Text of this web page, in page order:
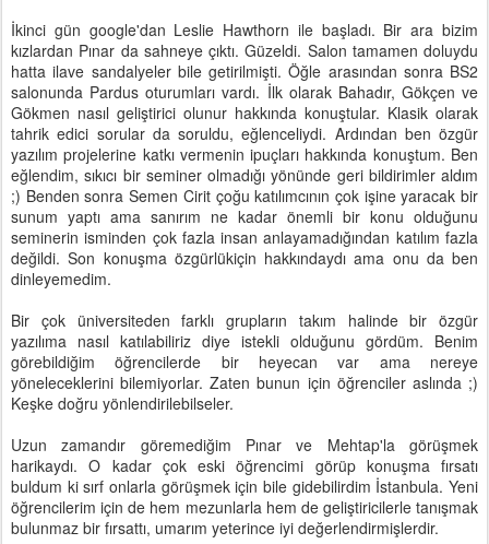
İkinci gün google'dan Leslie Hawthorn ile başladı. Bir ara bizim
kızlardan Pınar da sahneye çıktı. Güzeldi. Salon tamamen doluydu
hatta ilave sandalyeler bile getirilmişti. Öğle arasından sonra BS2
salonunda Pardus oturumları vardı. İlk olarak Bahadır, Gökçen ve
Gökmen nasıl geliştirici olunur hakkında konuştular. Klasik olarak
tahrik edici sorular da soruldu, eğlenceliydi. Ardından ben özgür
yazılım projelerine katkı vermenin ipuçları hakkında konuştum. Ben
eğlendim, sıkıcı bir seminer olmadığı yönünde geri bildirimler aldım
;) Benden sonra Semen Cirit çoğu katılımcının çok işine yaracak bir
sunum yaptı ama sanırım ne kadar önemli bir konu olduğunu
seminerin isminden çok fazla insan anlayamadığından katılım fazla
değildi. Son konuşma özgürlükiçin hakkındaydı ama onu da ben
dinleyemedim.
Bir çok üniversiteden farklı grupların takım halinde bir özgür
yazılıma nasıl katılabiliriz diye istekli olduğunu gördüm. Benim
görebildiğim öğrencilerde bir heyecan var ama nereye
yöneleceklerini bilemiyorlar. Zaten bunun için öğrenciler aslında ;)
Keşke doğru yönlendirilebilseler.
Uzun zamandır göremediğim Pınar ve Mehtap'la görüşmek
harikaydı. O kadar çok eski öğrencimi görüp konuşma fırsatı
buldum ki sırf onlarla görüşmek için bile gidebilirdim İstanbula. Yeni
öğrencilerim için de hem mezunlarla hem de geliştiricilerle tanışmak
bulunmaz bir fırsattı, umarım yeterince iyi değerlendirmişlerdir.